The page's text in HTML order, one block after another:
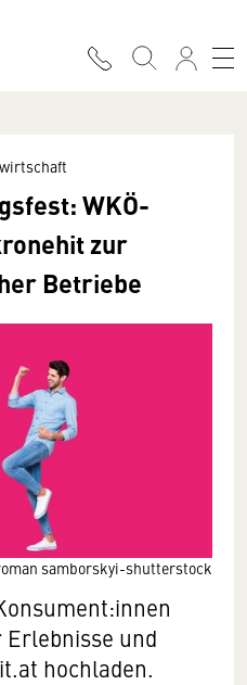
samborskyi-shutterstock
WKÖ-
zur
Betriebe
und
hochladen.